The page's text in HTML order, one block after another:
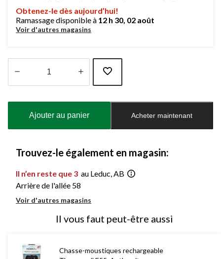
Obtenez-le dès aujourd’hui!
Ramassage disponible à 12 h 30, 02 août
Voir d'autres magasins
à
Ajouter au panier Acheter maintenant
Trouvez-le également en magasin:
Il n’en reste que 3 au Leduc, AB
Arrière de l'allée 58
Voir d'autres magasins
Il vous faut peut-être aussi
Chasse-moustiques rechargeable